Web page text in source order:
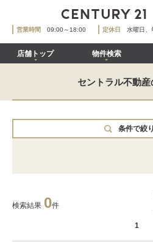
営業時間 09:00～18:00 定休日 水曜日、
店舗トップ 物件検索
セントラル不動産
条件で絞
検索結果 0件
1